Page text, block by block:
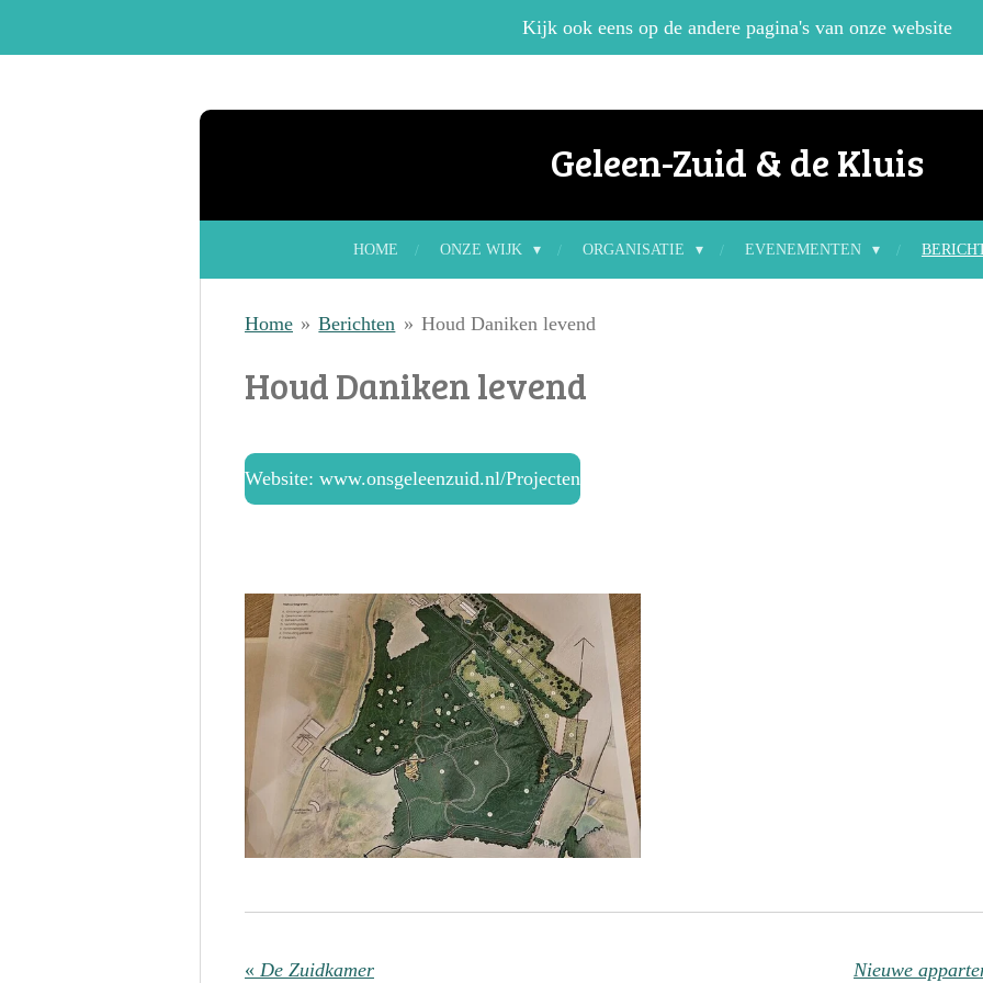
Kijk ook eens op de andere pagina's van onze website
Geleen-Zuid & de Kluis
HOME ONZE WIJK ORGANISATIE EVENEMENTEN
Home » Berichten » Houd Daniken levend
Houd Daniken levend
Website: www.onsgeleenzuid.nl/Projecten
« De Zuidkamer Nieuwe